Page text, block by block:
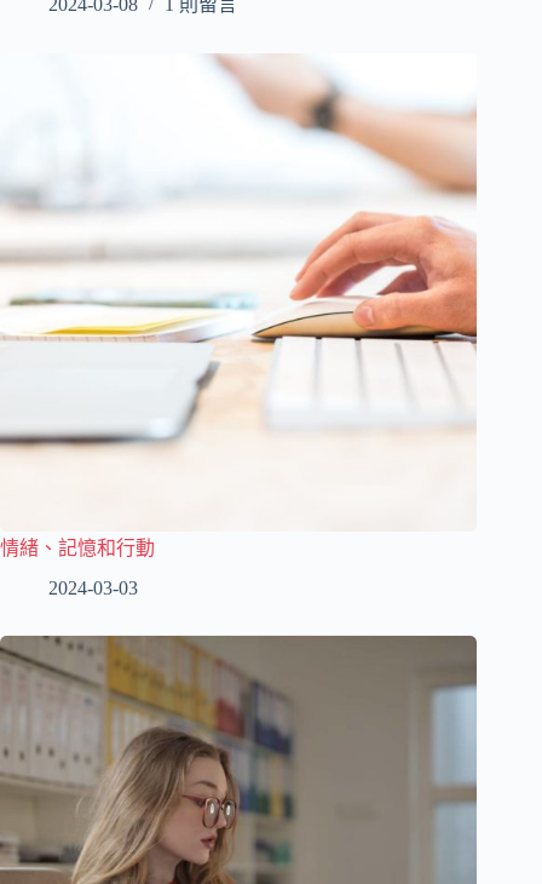
2024-03-08 1 則留言
情緒、記憶和行動
2024-03-03